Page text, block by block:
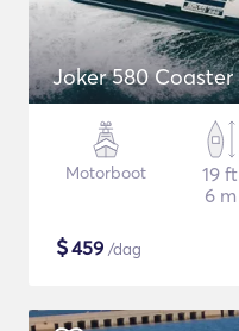
Joker 580 Coaster
Motorboot
19 ft
6 m
$459 /dag